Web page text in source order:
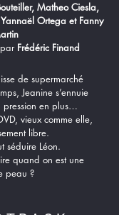
Matheo Ciesla,
Ortega et Fanny
Frédéric Finand
de supermarché
Jeanine s’ennuie
pression en plus…
vieux comme elle,
libre.
séduire Léon.
quand on est une
peau ?